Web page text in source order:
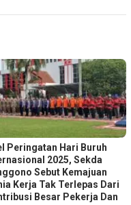
Peringatan Hari Buruh
2025, Sekda
Sebut Kemajuan
Kerja Tak Terlepas Dari
Besar Pekerja Dan